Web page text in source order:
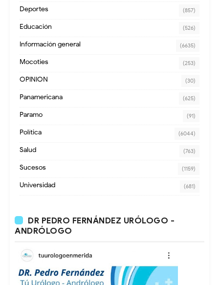
Deportes (857)
Educación (526)
Información general (6635)
Mocoties (253)
OPINION (30)
Panamericana (625)
Paramo (91)
Política (6044)
Salud (763)
Sucesos (1159)
Universidad (681)
DR PEDRO FERNÁNDEZ URÓLOGO -
ANDRÓLOGO